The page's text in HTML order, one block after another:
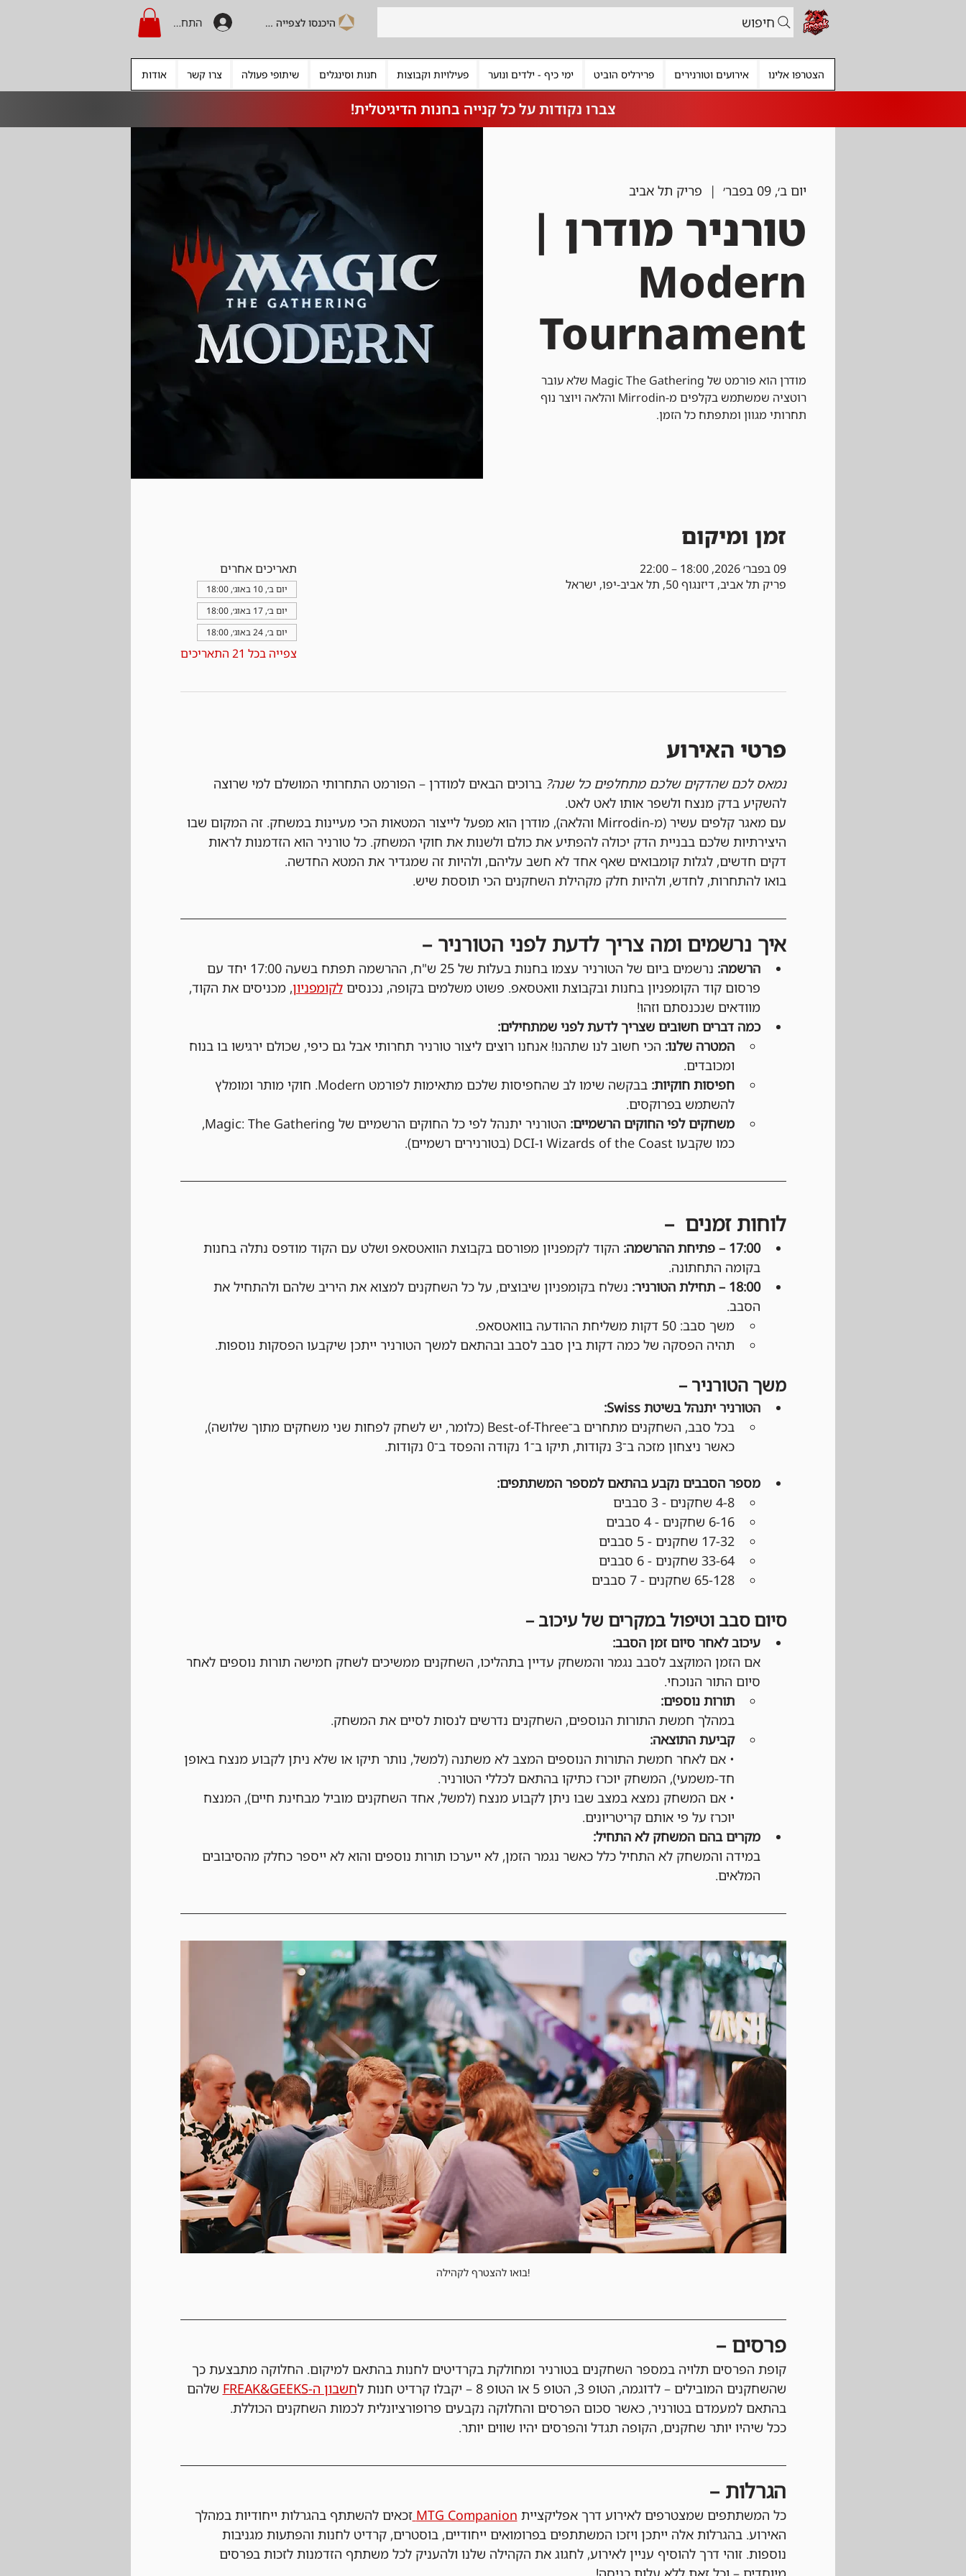
התחברות היכנסו לצפייה בקרדיט חיפוש
הצטרפו אלינו אירועים וטורנירים פרירליס הוביט ימי כיף - ילדים ונוער פעילויות וקבוצות חנות וסינגלים שיתופי פעולה צרו קשר אודות
צברו נקודות על כל קנייה בחנות הדיגיטלית!
יום ב׳, 09 בפבר׳
  |
פריק תל אביב
טורניר מודרן |
Modern
Tournament
מודרן הוא פורמט של Magic The Gathering שלא עובר
רוטציה שמשתמש בקלפים מ-Mirrodin והלאה ויוצר נוף
תחרותי מגוון ומתפתח כל הזמן.
זמן ומיקום
09 בפבר׳ 2026, 18:00 – 22:00
פריק תל אביב, דיזנגוף 50, תל אביב-יפו, ישראל
תאריכים אחרים
יום ב׳, 10 באוג׳, 18:00
יום ב׳, 17 באוג׳, 18:00
יום ב׳, 24 באוג׳, 18:00
צפייה בכל 21 התאריכים
פרטי האירוע
נמאס לכם שהדקים שלכם מתחלפים כל שנה? ברוכים הבאים למודרן – הפורמט התחרותי המושלם למי שרוצה
להשקיע בדק מנצח ולשפר אותו לאט לאט.
עם מאגר קלפים עשיר (מ-Mirrodin והלאה), מודרן הוא מפעל לייצור המטאות הכי מעיינות במשחק. זה המקום שבו
היצירתיות שלכם בבניית הדק יכולה להפתיע את כולם ולשנות את חוקי המשחק. כל טורניר הוא הזדמנות לראות
דקים חדשים, לגלות קומבואים שאף אחד לא חשב עליהם, ולהיות זה שמגדיר את המטא החדשה.
בואו להתחרות, לחדש, ולהיות חלק מקהילת השחקנים הכי תוססת שיש.
איך נרשמים ומה צריך לדעת לפני הטורניר –
הרשמה:
נרשמים ביום של הטורניר עצמו בחנות בעלות של 25 ש"ח, ההרשמה תפתח בשעה 17:00 יחד עם
פרסום קוד הקומפניון בחנות ובקבוצת וואטסאפ. פשוט משלמים בקופה, נכנסים לקומפניון, מכניסים את הקוד,
מוודאים שנכנסתם וזהו!
כמה דברים חשובים שצריך לדעת לפני שמתחילים:
המטרה שלנו: הכי חשוב לנו שתהנו! אנחנו רוצים ליצור טורניר תחרותי אבל גם כיפי, שכולם ירגישו בו בנוח
ומכובדים.
חפיסות חוקיות:
בבקשה שימו לב שהחפיסות שלכם מתאימות לפורמט Modern. חוקי מותר ומומלץ
להשתמש בפרוקסים.
משחקים לפי החוקים הרשמיים:
הטורניר יתנהל לפי כל החוקים הרשמיים של Magic: The Gathering,
כמו שקבעו Wizards of the Coast ו-DCI (בטורנירים רשמיים).
לוחות זמנים  –
17:00 – פתיחת ההרשמה:
הקוד לקמפניון מפורסם בקבוצת הוואטסאפ ושלט עם הקוד מודפס נתלה בחנות
בקומה התחתונה.
18:00 – תחילת הטורניר:
נשלח בקומפניון שיבוצים, על כל השחקנים למצוא את היריב שלהם ולהתחיל את
הסבב.
משך סבב: 50 דקות משליחת ההודעה בוואטסאפ.
תהיה הפסקה של כמה דקות בין סבב לסבב ובהתאם למשך הטורניר ייתכן שיקבעו הפסקות נוספות.
משך הטורניר –
הטורניר יתנהל בשיטת Swiss:
בכל סבב, השחקנים מתחרים ב־Best-of-Three (כלומר, יש לשחק לפחות שני משחקים מתוך שלושה),
כאשר ניצחון מזכה ב־3 נקודות, תיקו ב־1 נקודה והפסד ב־0 נקודות.
מספר הסבבים נקבע בהתאם למספר המשתתפים:
4-8 שחקנים - 3 סבבים
6-16 שחקנים - 4 סבבים
17-32 שחקנים - 5 סבבים
33-64 שחקנים - 6 סבבים
65-128 שחקנים - 7 סבבים
סיום סבב וטיפול במקרים של עיכוב –
עיכוב לאחר סיום זמן הסבב:
אם הזמן המוקצב לסבב נגמר והמשחק עדיין בתהליכו, השחקנים ממשיכים לשחק חמישה תורות נוספים לאחר
סיום התור הנוכחי.
תורות נוספים:
במהלך חמשת התורות הנוספים, השחקנים נדרשים לנסות לסיים את המשחק.
קביעת התוצאה:
• אם לאחר חמשת התורות הנוספים המצב לא משתנה (למשל, נותר תיקו או שלא ניתן לקבוע מנצח באופן
חד-משמעי), המשחק יוכרז כתיקו בהתאם לכללי הטורניר.
• אם המשחק נמצא במצב שבו ניתן לקבוע מנצח (למשל, אחד השחקנים מוביל מבחינת חיים), המנצח
יוכרז על פי אותם קריטריונים.
מקרים בהם המשחק לא התחיל:
במידה והמשחק לא התחיל כלל כאשר נגמר הזמן, לא ייערכו תורות נוספים והוא לא ייספר כחלק מהסיבובים
המלאים.
בואו להצטרף לקהילה!
פרסים –
קופת הפרסים תלויה במספר השחקנים בטורניר ומחולקת בקרדיטים לחנות בהתאם למיקום. החלוקה מתבצעת כך
שהשחקנים המובילים – לדוגמה, הטופ 3, הטופ 5 או הטופ 8 – יקבלו קרדיט חנות ל
חשבון ה-FREAK&GEEKS
שלהם
בהתאם למעמדם בטורניר, כאשר סכום הפרסים והחלוקה נקבעים פרופורציונלית לכמות השחקנים הכוללת.
ככל שיהיו יותר שחקנים, הקופה תגדל והפרסים יהיו שווים יותר.
הגרלות –
כל המשתתפים שמצטרפים לאירוע דרך אפליקציית MTG Companion זכאים להשתתף בהגרלות ייחודיות במהלך
האירוע. בהגרלות אלה ייתכן ויזכו המשתתפים בפרומואים ייחודיים, בוסטרים, קרדיט לחנות והפתעות מגניבות
נוספות. זוהי דרך להוסיף עניין לאירוע, לחגוג את הקהילה שלנו ולהעניק לכל משתתף הזדמנות לזכות בפרסים